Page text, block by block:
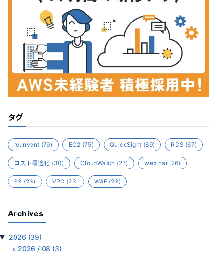
タグ
re:Invent (79) EC2 (75) QuickSight (69) RDS (67)
コスト最適化 (30) CloudWatch (27) webinar(26)
S3 (23) VPC (23) WAF (23)
Archives
2026 (39)
2026 / 08 (3)